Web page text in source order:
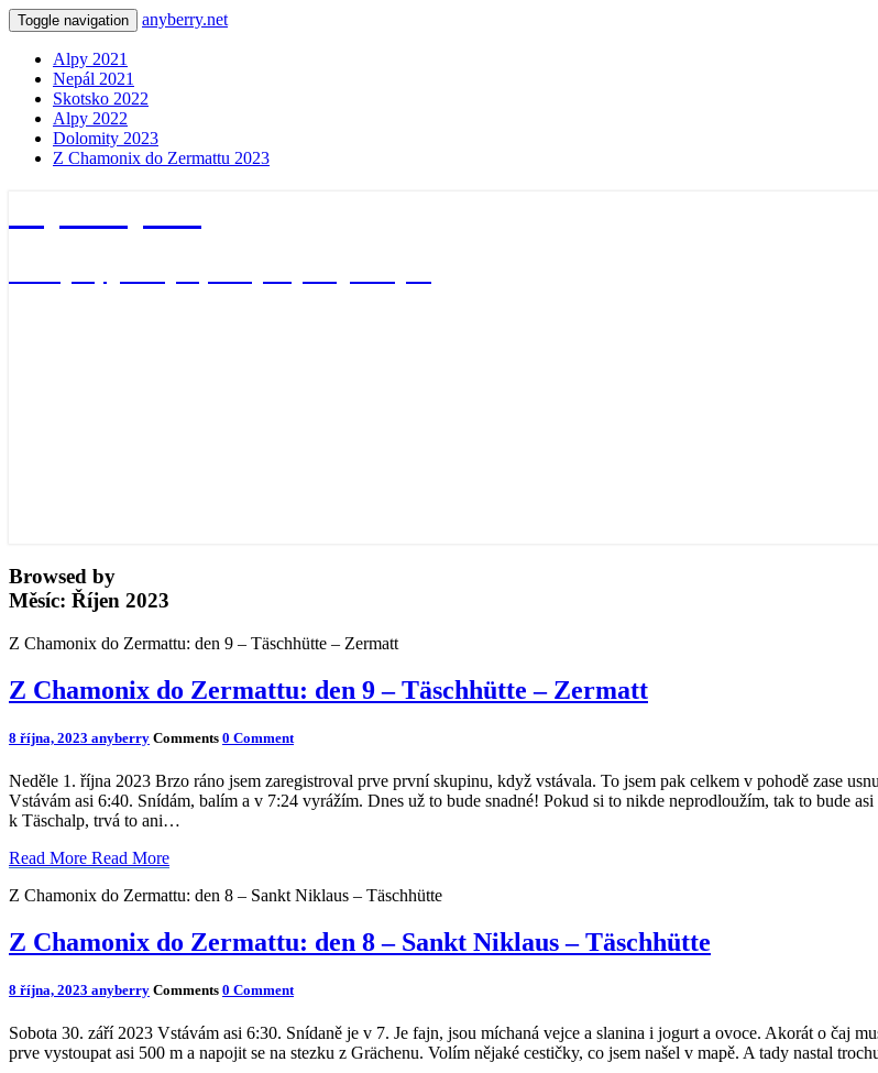
Toggle navigation anyberry.net
Alpy 2021
Nepál 2021
Skotsko 2022
Alpy 2022
Dolomity 2023
Z Chamonix do Zermattu 2023
Browsed by
Měsíc: Říjen 2023
Z Chamonix do Zermattu: den 9 – Täschhütte – Zermatt
Z Chamonix do Zermattu: den 9 – Täschhütte – Zermatt
8 října, 2023 anyberry Comments 0 Comment
Neděle 1. října 2023 Brzo ráno jsem zaregistroval prve první skupinu, když vstávala. To jsem pak celkem v pohodě zase
Vstávám asi 6:40. Snídám, balím a v 7:24 vyrážím. Dnes už to bude snadné! Pokud si to nikde neprodloužím, tak to bude
k Täschalp, trvá to ani…
Read More Read More
Z Chamonix do Zermattu: den 8 – Sankt Niklaus – Täschhütte
Z Chamonix do Zermattu: den 8 – Sankt Niklaus – Täschhütte
8 října, 2023 anyberry Comments 0 Comment
Sobota 30. září 2023 Vstávám asi 6:30. Snídaně je v 7. Je fajn, jsou míchaná vejce a slanina i jogurt a ovoce. Akorát o čaj
prve vystoupat asi 500 m a napojit se na stezku z Grächenu. Volím nějaké cestičky, co jsem našel v mapě. A tady nastal